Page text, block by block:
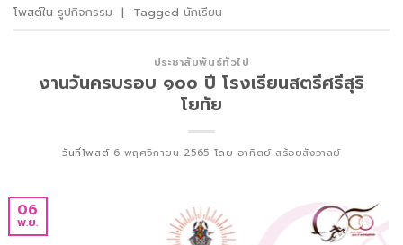
โพสต์ใน รูปกิจกรรม | Tagged นักเรียน
ประชาสัมพันธ์ทั่วไป
งานวันครบรอบ ๑๐๐ ปี โรงเรียนสตรีศรีสุริ
โยทัย
วันที่โพสต์ 6 พฤศจิกายน 2565 โดย อาทิตย์ สร้อยสังวาลย์
06
พ.ย.